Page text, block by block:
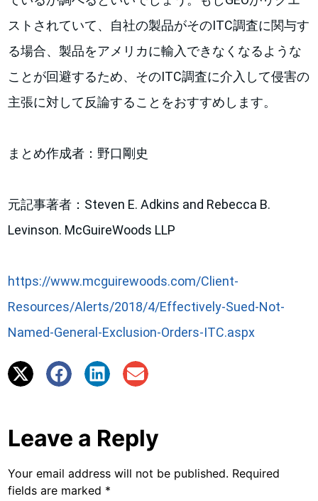
ストされていて、自社の製品がそのITC調査に関与す
る場合、製品をアメリカに輸入できなくなるような
ことが回避するため、そのITC調査に介入して侵害の
主張に対して反論することをおすすめします。
まとめ作成者：野口剛史
元記事著者：Steven E. Adkins and Rebecca B.
Levinson. McGuireWoods LLP
https://www.mcguirewoods.com/Client-
Resources/Alerts/2018/4/Effectively-Sued-Not-
Named-General-Exclusion-Orders-ITC.aspx
Leave a Reply
Your email address will not be published. Required
fields are marked *